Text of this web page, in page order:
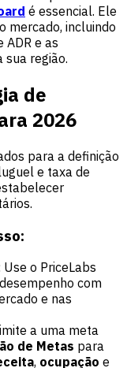
é essencial. Ele
mercado, incluindo
ADR e as
sua região.
de
2026
para a definição
e taxa de
Use o PriceLabs
com
e nas
a uma meta
de Metas para
, ocupação e